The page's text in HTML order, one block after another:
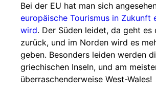
Bei der EU hat man sich
europäische Tourismus in Zukunft
wird. Der Süden leidet, da geht es
zurück, und im Norden wird es
geben. Besonders leiden werden
griechischen Inseln, und am
überraschenderweise West-Wales!